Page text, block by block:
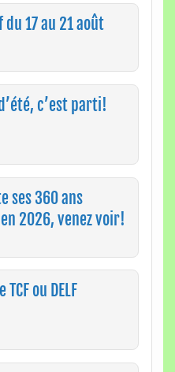
17 au 21 août
c’est parti!
ses 360 ans
2026, venez voir!
ou DELF